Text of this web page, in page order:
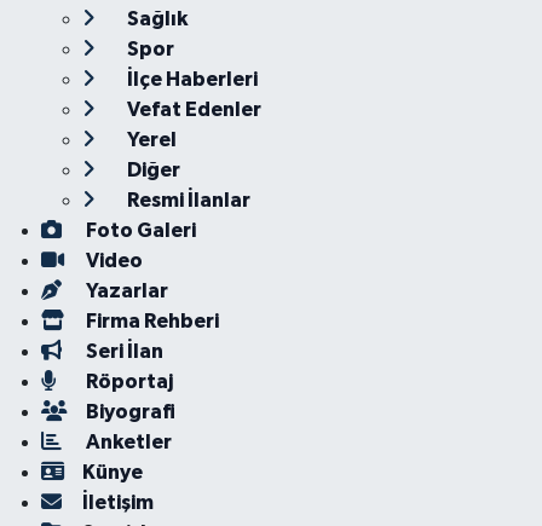
Sağlık
Spor
İlçe Haberleri
Vefat Edenler
Yerel
Diğer
Resmi İlanlar
Foto Galeri
Video
Yazarlar
Firma Rehberi
Seri İlan
Röportaj
Biyografi
Anketler
Künye
İletişim